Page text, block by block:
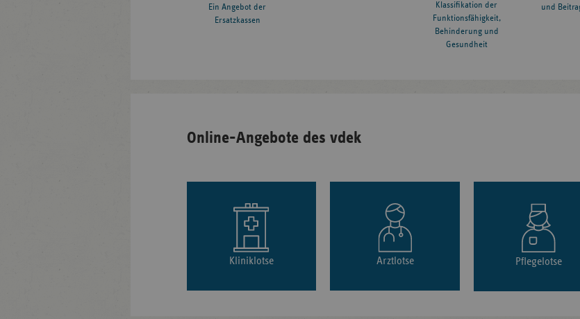
Ein Angebot der
Ersatzkassen
Klassifikation der
Funktionsfähigkeit,
Behinderung und
Gesundheit
und
Online-Angebote des vdek
Kliniklotse Arztlotse Pflegelotse